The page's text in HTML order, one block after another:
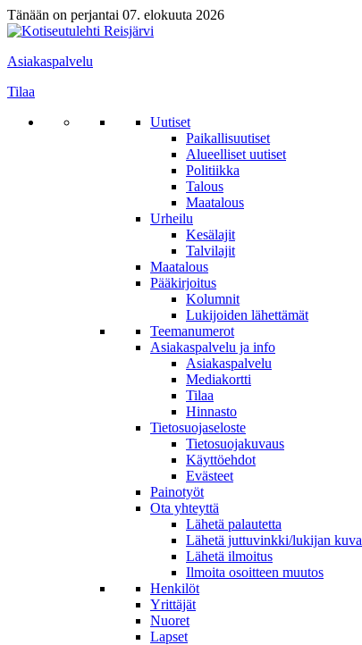
Tänään on perjantai 07. elokuuta 2026
Asiakaspalvelu
Tilaa
Uutiset
Paikallisuutiset
Alueelliset uutiset
Politiikka
Talous
Maatalous
Urheilu
Kesälajit
Talvilajit
Maatalous
Pääkirjoitus
Kolumnit
Lukijoiden lähettämät
Teemanumerot
Asiakaspalvelu ja info
Asiakaspalvelu
Mediakortti
Tilaa
Hinnasto
Tietosuojaseloste
Tietosuojakuvaus
Käyttöehdot
Evästeet
Painotyöt
Ota yhteyttä
Lähetä palautetta
Lähetä juttuvinkki/lukijan kuva
Lähetä ilmoitus
Ilmoita osoitteen muutos
Henkilöt
Yrittäjät
Nuoret
Lapset